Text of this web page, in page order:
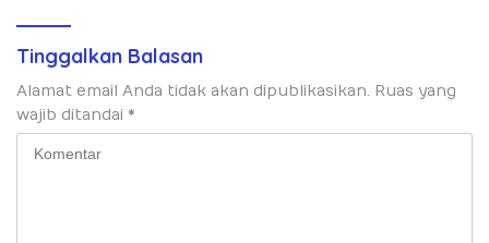
Tinggalkan Balasan
Alamat email Anda tidak akan dipublikasikan. Ruas yang
wajib ditandai *